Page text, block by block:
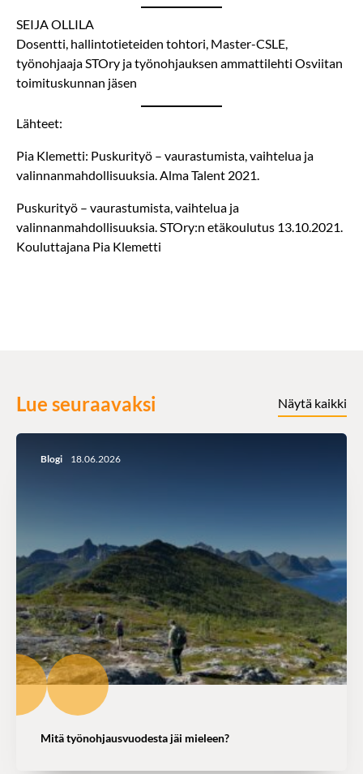
SEIJA OLLILA
Dosentti, hallintotieteiden tohtori, Master-CSLE,
työnohjaaja STOry ja työnohjauksen ammattilehti Osviitan
toimituskunnan jäsen
Lähteet:
Pia Klemetti: Puskurityö – vaurastumista, vaihtelua ja
valinnanmahdollisuuksia. Alma Talent 2021.
Puskurityö – vaurastumista, vaihtelua ja
valinnanmahdollisuuksia. STOry:n etäkoulutus 13.10.2021.
Kouluttajana Pia Klemetti
Lue seuraavaksi Näytä kaikki
Blogi 18.06.2026
Mitä työnohjausvuodesta jäi mieleen?